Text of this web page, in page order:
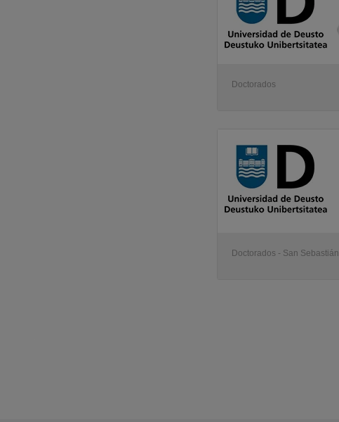
Doctorados
Doctorados - San Sebastián